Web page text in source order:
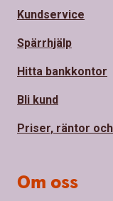
Kundservice
Spärrhjälp
Hitta bankkontor
Bli kund
Priser, räntor
Om oss